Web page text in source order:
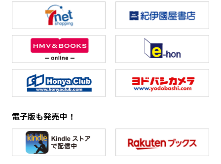
電子版も発売中！